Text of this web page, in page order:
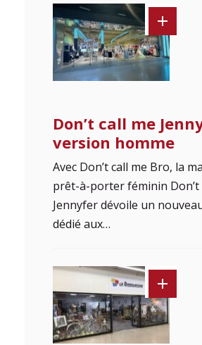
Don’t call me
version homme
Avec Don’t call me Bro, la
prêt-à-porter féminin Don’t
Jennyfer dévoile un
dédié aux…